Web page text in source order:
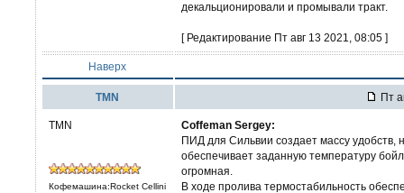
декальционировали и промывали тракт.
[ Редактирование Пт авг 13 2021, 08:05 ]
Наверх
TMN Пт
TMN
Кофемашина:Rocket Cellini
Coffeman Sergey:
ПИД для Сильвии создает массу удобств,
обеспечивает заданную температуру
огромная.
В ходе пролива термостабильность